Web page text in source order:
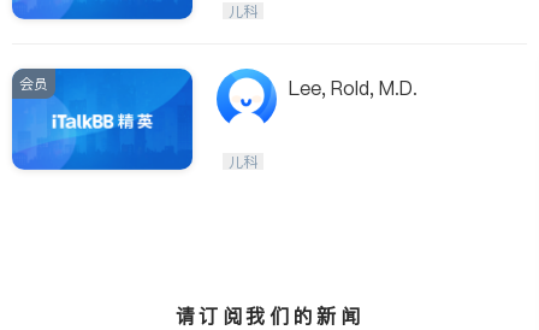
儿科
会员 Lee, Rold, M.D.
儿科
请订阅我们的新闻